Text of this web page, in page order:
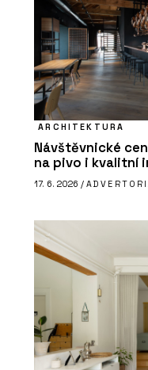
ARCHITEKTURA
Návštěvnické
na pivo i kvalitní
17. 6. 2026 /